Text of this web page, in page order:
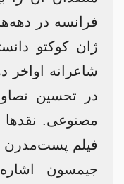
ژان کوکتو
در تحسین
مصنوعی. نقدها
فیلم پست‌مدرن
جیمسون